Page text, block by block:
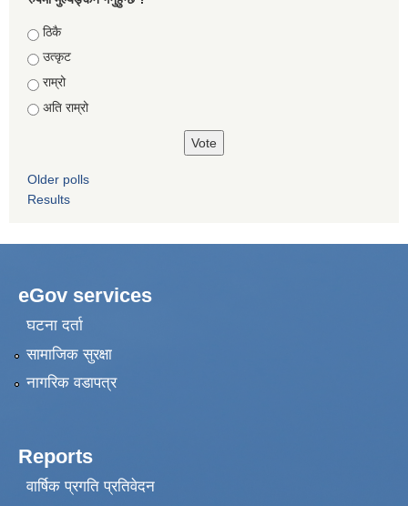
Choices
ठिकै
उत्कृट
राम्रो
अति राम्रो
Older polls
Results
eGov services
घटना दर्ता
सामाजिक सुरक्षा
नागरिक वडापत्र
Reports
वार्षिक प्रगति प्रतिवेदन